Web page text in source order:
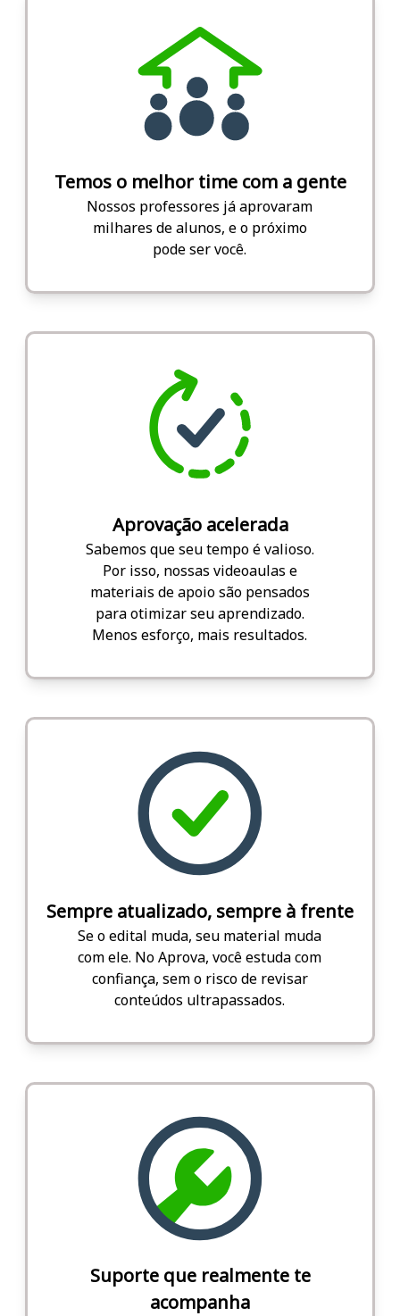
Temos o melhor time com a gente
Nossos professores já aprovaram
milhares de alunos, e o próximo
pode ser você.
Aprovação acelerada
Sabemos que seu tempo é valioso.
Por isso, nossas videoaulas e
materiais de apoio são pensados
para otimizar seu aprendizado.
Menos esforço, mais resultados.
Sempre atualizado, sempre à frente
Se o edital muda, seu material muda
com ele. No Aprova, você estuda com
confiança, sem o risco de revisar
conteúdos ultrapassados.
Suporte que realmente te
acompanha